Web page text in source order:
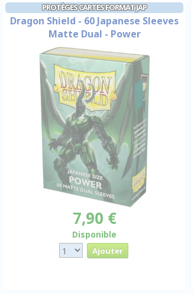
PROTÈGES CARTES FORMAT JAP
Dragon Shield - 60 Japanese Sleeves
Matte Dual - Power
7,90 €
Disponible